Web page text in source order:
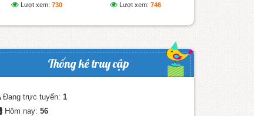
Lượt xem: 730 Lượt xem: 746
Thống kê truy cập
Đang trực tuyến: 1
Hôm nay: 56